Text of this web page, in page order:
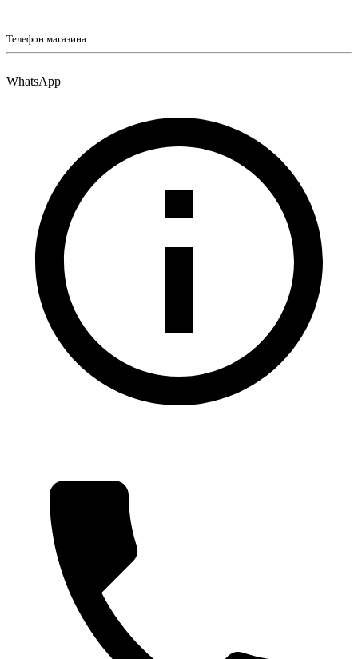
Телефон магазина
WhatsApp